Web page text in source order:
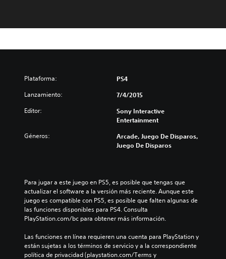
Plataforma: PS4
Lanzamiento: 7/4/2015
Editor:
Sony Interactive
Entertainment
Géneros:
Arcade, Juego De Disparos,
Juego De Disparos
Para jugar a este juego en PS5, es posible que tengas que
actualizar el software a la versión más reciente. Aunque este
juego es compatible con PS5, es posible que falten algunas de
las funciones disponibles para PS4. Consulta
PlayStation.com/bc para obtener más información.
Las funciones en línea requieren una cuenta para PlayStation y
están sujetas a los términos de servicio y a la correspondiente
política de privacidad (playstation.com/Terms y